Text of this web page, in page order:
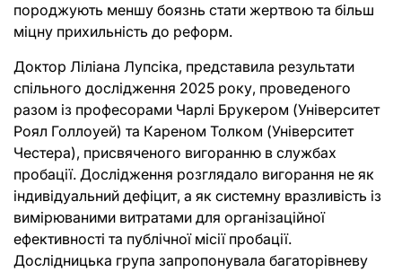
породжують меншу боязнь стати жертвою та більш
міцну прихильність до реформ.
Доктор Ліліана Лупсіка, представила результати
спільного дослідження 2025 року, проведеного
разом із професорами Чарлі Брукером (Університет
Роял Голлоуей) та Кареном Толком (Університет
Честера), присвяченого вигоранню в службах
пробації. Дослідження розглядало вигорання не як
індивідуальний дефіцит, а як системну вразливість із
вимірюваними витратами для організаційної
ефективності та публічної місії пробації.
Дослідницька група запропонувала багаторівневу